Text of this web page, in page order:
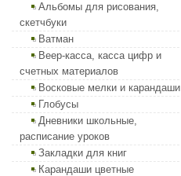
Альбомы для рисования,
скетчбуки
Ватман
Веер-касса, касса цифр и
счетных материалов
Восковые мелки и карандаши
Глобусы
Дневники школьные,
расписание уроков
Закладки для книг
Карандаши цветные